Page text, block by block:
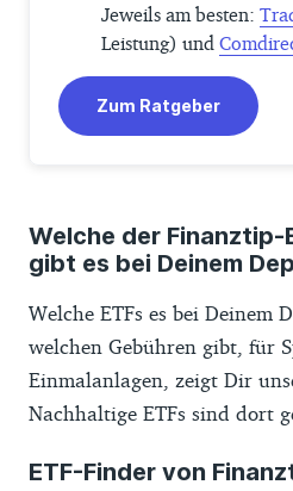
Jeweils am besten:
Leistung) und
Zum Ratgeber
Welche der Finanztip-
gibt es bei Deinem
Welche ETFs es bei Deinem
welchen Gebühren gibt, für
Einmalanlagen, zeigt Dir
Nachhaltige ETFs sind dort
ETF-Finder von